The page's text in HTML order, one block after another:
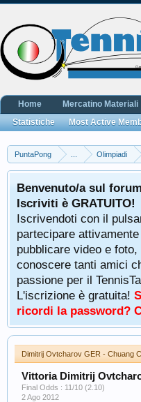
PuntaPong Olimpiadi
Benvenuto/a sul
Iscriviti è GRATUITO!
Iscrivendoti con il
partecipare
pubblicare video e
conoscere tanti amici
passione per il
L'iscrizione è gratuita!
ricordi la password?
Dimitrij Ovtcharov GER - Chuang
Vittoria Dimitrij
Final Odds : 11/10 (2.10)
2 Ago 2012
Home Mercatino Materiali
Statistiche
Most Active